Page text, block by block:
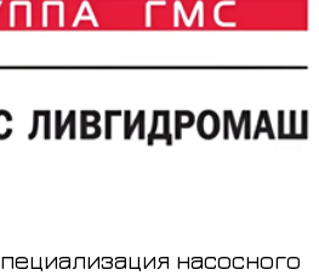
насосного